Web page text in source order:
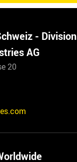
-
AG
20